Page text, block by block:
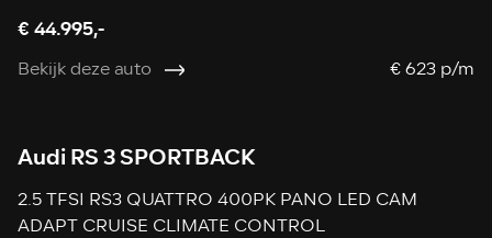
€ 44.995,-
Bekijk deze auto € 623 p/m
Audi RS 3 SPORTBACK
2.5 TFSI RS3 QUATTRO 400PK PANO LED CAM
ADAPT CRUISE CLIMATE CONTROL